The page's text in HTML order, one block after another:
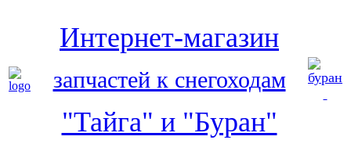
Интернет-магазин
запчастей к снегоходам
"Тайга" и "Буран"